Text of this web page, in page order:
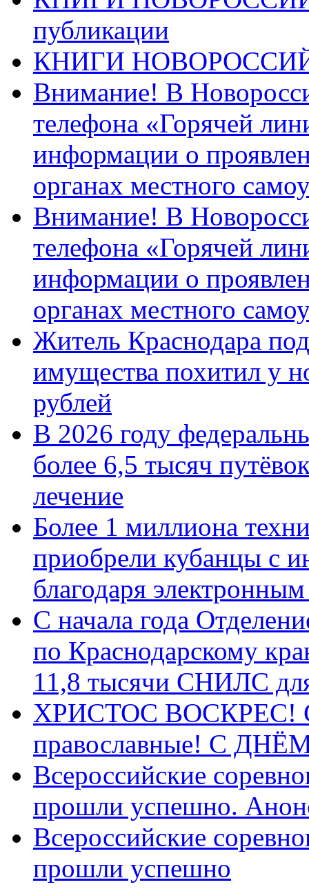
публикации
КНИГИ
Внимание! В
телефона «Горячей
информации о
органах местного
Внимание! В
телефона «Горячей
информации о
органах местного
Житель Краснодара
имущества похитил у
рублей
В 2026 году
более 6,5 тысяч
лечение
Более 1 миллиона
приобрели кубанцы с
благодаря
С начала года
по Краснодарскому
11,8 тысячи СНИЛС
ХРИСТОС ВОСКРЕС! С
православные! C
Всероссийские
прошли успешно.
Всероссийские
прошли успешно